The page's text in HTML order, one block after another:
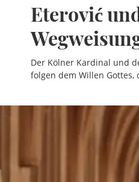
Eterović
Der Kölner Kardinal und
folgen dem Willen